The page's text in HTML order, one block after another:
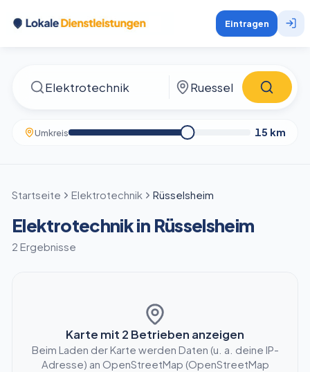
Eintragen
Umkreis 15 km
Startseite Elektrotechnik Rüsselsheim
Elektrotechnik in Rüsselsheim
2 Ergebnisse
Karte mit 2 Betrieben anzeigen
Beim Laden der Karte werden Daten (u. a. deine IP-
Adresse) an OpenStreetMap (OpenStreetMap